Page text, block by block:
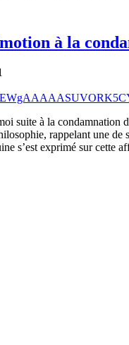
à la
suite à la
rappelant une de
s’est exprimé sur cette